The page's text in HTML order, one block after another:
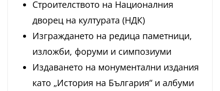
Строителството на Националния
дворец на културата (НДК)
Изграждането на редица паметници,
изложби, форуми и симпозиуми
Издаването на монументални издания
като „История на България“ и албуми